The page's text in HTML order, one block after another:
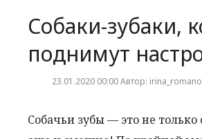
Городские события
Собаки-зубаки,
поднимут
23.01.2020 00:00 Автор:
Собачьи зубы — это не